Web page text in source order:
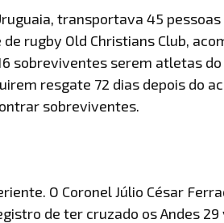
transportava 45
rugby Old Christians Club,
sobreviventes serem atletas
resgate 72 dias depois do
sobreviventes.
O Coronel Júlio César
de ter cruzado os Andes 29